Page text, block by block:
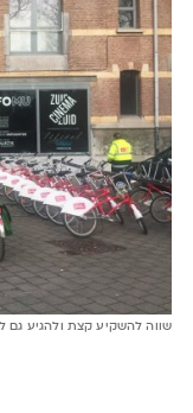
שווה להשקיע קצת ולהגיע גם